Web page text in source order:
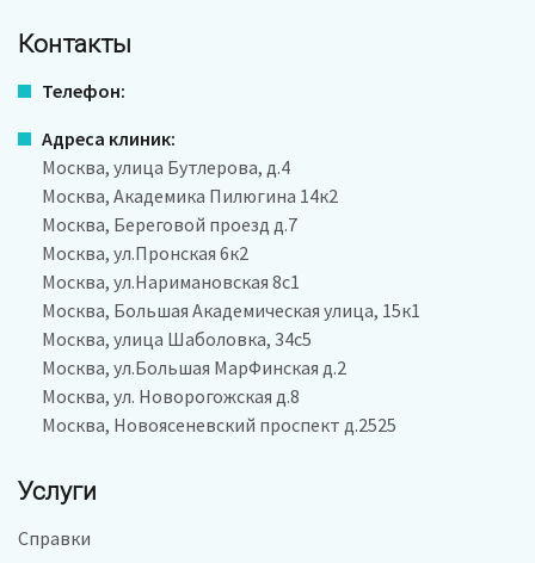
Контакты
Телефон:
Адреса клиник:
Москва, улица Бутлерова, д.4
Москва, Академика Пилюгина 14к2
Москва, Береговой проезд д.7
Москва, ул.Пронская 6к2
Москва, ул.Наримановская 8с1
Москва, Большая Академическая улица, 15к1
Москва, улица Шаболовка, 34с5
Москва, ул.Большая МарФинская д.2
Москва, ул. Новорогожская д.8
Москва, Новоясеневский проспект д.2525
Услуги
Справки